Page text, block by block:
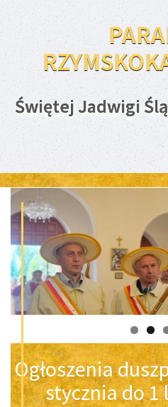
Świętej Jadwigi
Ogłoszenia
stycznia do 1